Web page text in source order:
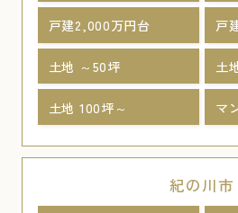
戸建2,000万円台 戸
土地 ～50坪 土
土地 100坪～ マ
紀の川市